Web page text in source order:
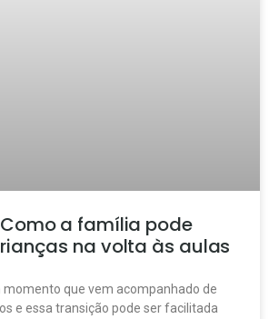
a família pode
na volta às aulas
momento que vem acompanhado de
e essa transição pode ser facilitada